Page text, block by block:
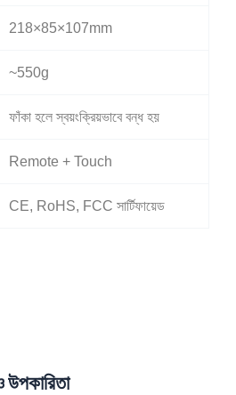
218×85×107mm
~550g
ফাঁকা হলে স্বয়ংক্রিয়ভাবে বন্ধ হয়
Remote + Touch
CE, RoHS, FCC সার্টিফায়েড
উপকারিতা